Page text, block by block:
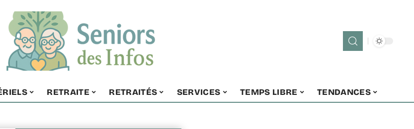
RETRAITE RETRAITÉS SERVICES TEMPS LIBRE TENDANCES